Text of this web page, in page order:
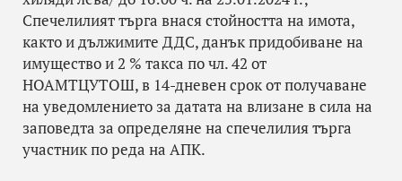
Спечелилият търга внася стойността на имота,
както и дължимите ДДС, данък придобиване на
имущество и 2 % такса по чл. 42 от
НОАМТЦУТОШ, в 14-дневен срок от получаване
на уведомлението за датата на влизане в сила на
заповедта за определяне на спечелилия търга
участник по реда на АПК.